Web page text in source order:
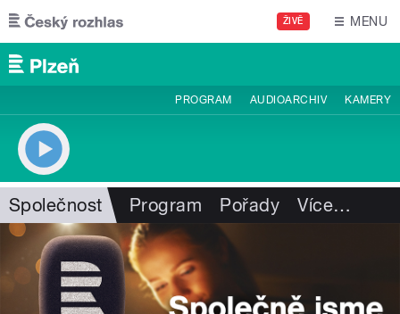
Přejít k hlavnímu obsahu
ŽIVĚ MENU
PROGRAM AUDIOARCHIV KAMERY
Společnost Program Pořady Více…